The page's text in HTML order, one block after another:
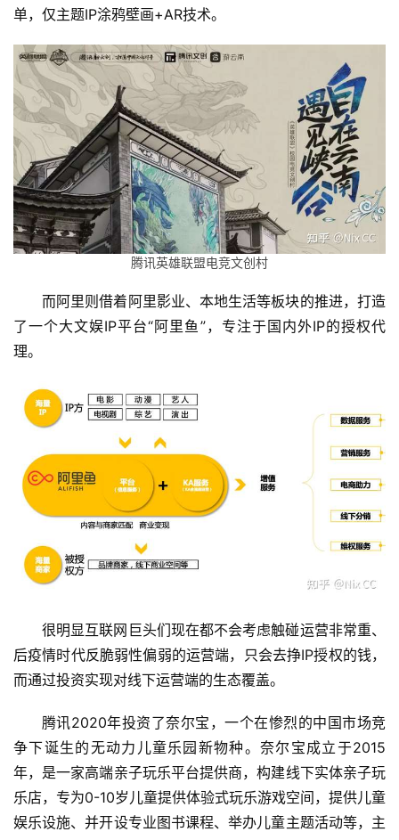
首
单，仅主题IP涂鸦壁画+AR技术。
腾讯英雄联盟电竞文创村
而阿里则借着阿里影业、本地生活等板块的推进，打造
了一个大文娱IP平台“阿里鱼”，专注于国内外IP的授权代
理。
很明显互联网巨头们现在都不会考虑触碰运营非常重、
后疫情时代反脆弱性偏弱的运营端，只会去挣IP授权的钱，
而通过投资实现对线下运营端的生态覆盖。
腾讯2020年投资了奈尔宝，一个在惨烈的中国市场竞
争下诞生的无动力儿童乐园新物种。奈尔宝成立于2015
年，是一家高端亲子玩乐平台提供商，构建线下实体亲子玩
乐店，专为0-10岁儿童提供体验式玩乐游戏空间，提供儿童
娱乐设施、并开设专业图书课程、举办儿童主题活动等，主